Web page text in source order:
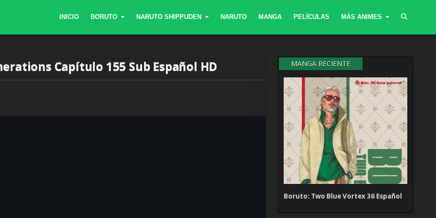
INICIO BORUTO NARUTO SHIPPUDEN NARUTO MANGA PELÍCULAS MÁS ANIMES
Capítulo 155 Sub Español HD MANGA RECIENTE
Boruto: Two Blue Vortex 36 Español